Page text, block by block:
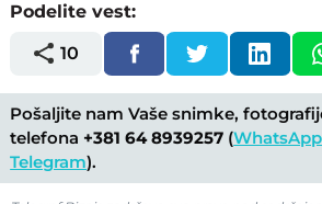
Podelite vest:
10
Pošaljite nam Vaše snimke,
telefona +381 64 8939257 (WhatsApp
Telegram).